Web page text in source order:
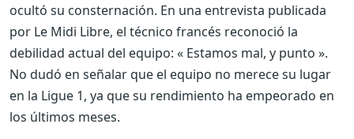
ocultó su consternación. En una entrevista publicada
por Le Midi Libre, el técnico francés reconoció la
debilidad actual del equipo: « Estamos mal, y punto ».
No dudó en señalar que el equipo no merece su lugar
en la Ligue 1, ya que su rendimiento ha empeorado en
los últimos meses.